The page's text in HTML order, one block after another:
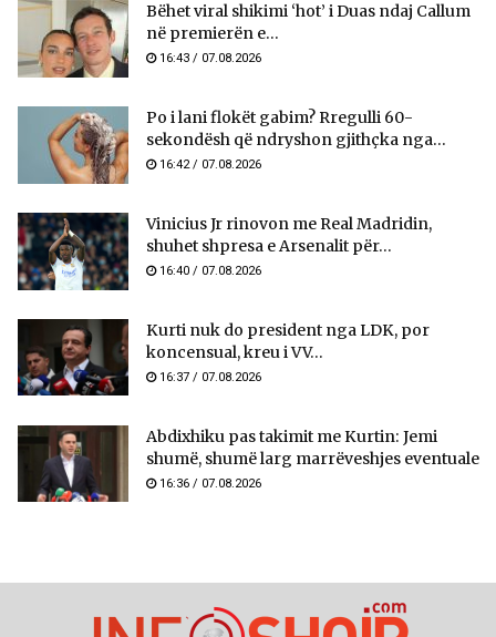
Bëhet viral shikimi ‘hot’ i Duas ndaj Callum
në premierën e...
16:43 / 07.08.2026
Po i lani flokët gabim? Rregulli 60-
sekondësh që ndryshon gjithçka nga...
16:42 / 07.08.2026
Vinicius Jr rinovon me Real Madridin,
shuhet shpresa e Arsenalit për...
16:40 / 07.08.2026
Kurti nuk do president nga LDK, por
koncensual, kreu i VV...
16:37 / 07.08.2026
Abdixhiku pas takimit me Kurtin: Jemi
shumë, shumë larg marrëveshjes eventuale
16:36 / 07.08.2026